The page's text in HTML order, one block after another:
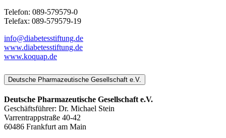
Telefon: 089-579579-0
Telefax: 089-579579-19
info@diabetesstiftung.de
www.diabetesstiftung.de
www.koquap.de
Deutsche Pharmazeutische Gesellschaft e.V.
Deutsche Pharmazeutische Gesellschaft e.V.
Geschäftsführer: Dr. Michael Stein
Varrentrappstraße 40-42
60486 Frankfurt am Main